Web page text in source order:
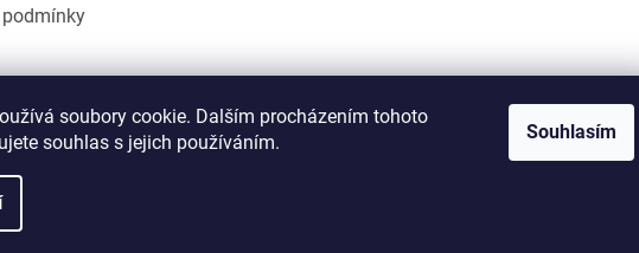
soubory cookie. Dalším procházením tohoto
souhlas s jejich používáním.
Souhlasím
Heureka.cz
vyhrazena.